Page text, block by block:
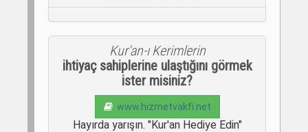
Kur'an-ı Kerimlerin
ihtiyaç sahiplerine ulaştığını görmek
ister misiniz?
www.hizmetvakfi.net
Hayırda yarışın. "Kur'an Hediye Edin"